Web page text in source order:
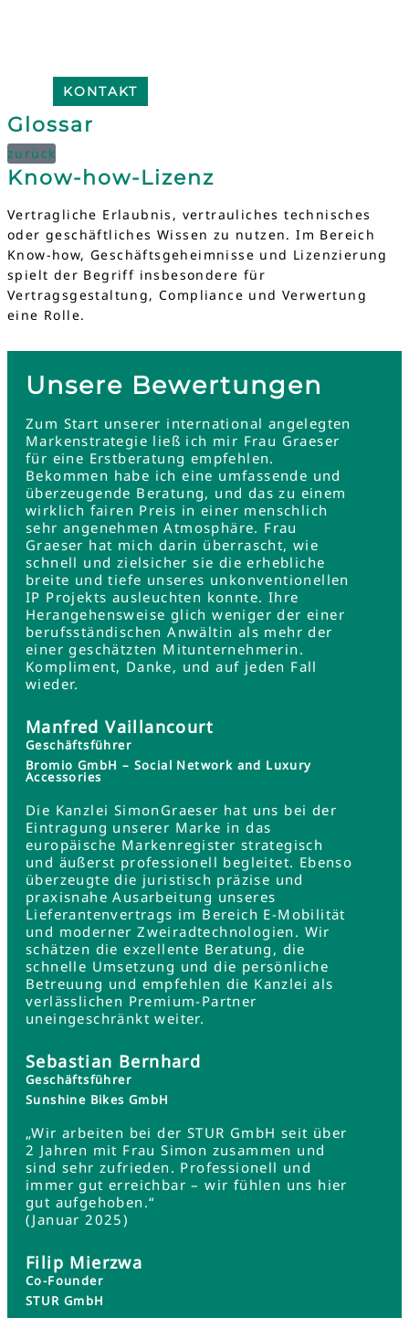
KONTAKT
Glossar
zurück
Know-how-Lizenz
Vertragliche Erlaubnis, vertrauliches technisches
oder geschäftliches Wissen zu nutzen. Im Bereich
Know-how, Geschäftsgeheimnisse und Lizenzierung
spielt der Begriff insbesondere für
Vertragsgestaltung, Compliance und Verwertung
eine Rolle.
Unsere Bewertungen
Zum Start unserer international angelegten
Markenstrategie ließ ich mir Frau Graeser
für eine Erstberatung empfehlen.
Bekommen habe ich eine umfassende und
überzeugende Beratung, und das zu einem
wirklich fairen Preis in einer menschlich
sehr angenehmen Atmosphäre. Frau
Graeser hat mich darin überrascht, wie
schnell und zielsicher sie die erhebliche
breite und tiefe unseres unkonventionellen
IP Projekts ausleuchten konnte. Ihre
Herangehensweise glich weniger der einer
berufsständischen Anwältin als mehr der
einer geschätzten Mitunternehmerin.
Kompliment, Danke, und auf jeden Fall
wieder.
Manfred Vaillancourt
Geschäftsführer
Bromio GmbH – Social Network and Luxury
Accessories
Die Kanzlei SimonGraeser hat uns bei der
Eintragung unserer Marke in das
europäische Markenregister strategisch
und äußerst professionell begleitet. Ebenso
überzeugte die juristisch präzise und
praxisnahe Ausarbeitung unseres
Lieferantenvertrags im Bereich E-Mobilität
und moderner Zweiradtechnologien. Wir
schätzen die exzellente Beratung, die
schnelle Umsetzung und die persönliche
Betreuung und empfehlen die Kanzlei als
verlässlichen Premium-Partner
uneingeschränkt weiter.
Sebastian Bernhard
Geschäftsführer
Sunshine Bikes GmbH
„Wir arbeiten bei der STUR GmbH seit über
2 Jahren mit Frau Simon zusammen und
sind sehr zufrieden. Professionell und
immer gut erreichbar – wir fühlen uns hier
gut aufgehoben.“
(Januar 2025)
Filip Mierzwa
Co-Founder
STUR GmbH